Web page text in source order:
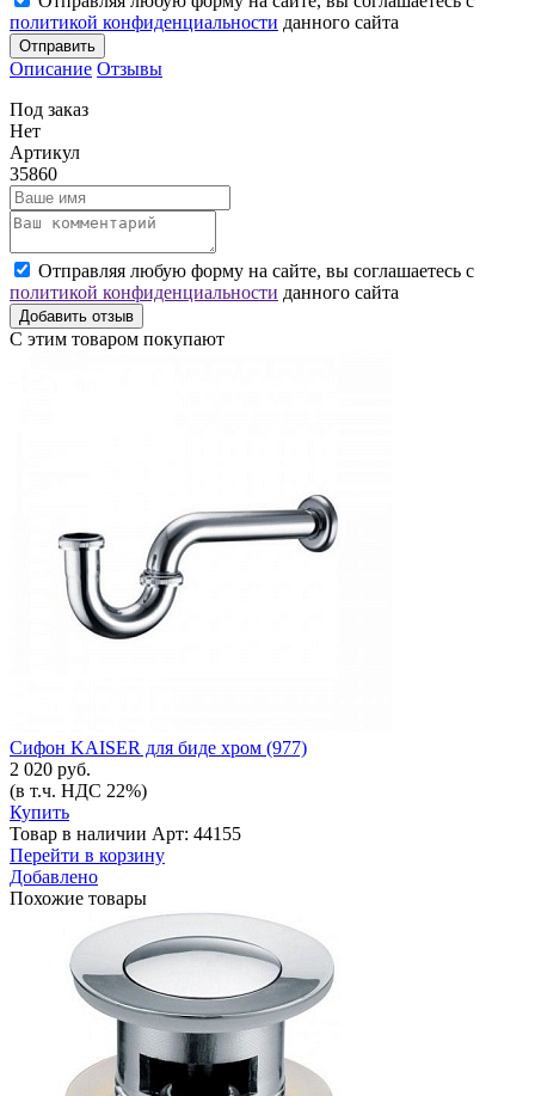
политикой конфиденциальности данного сайта
Отправить
Описание Отзывы
Под заказ
Нет
Артикул
35860
Отправляя любую форму на сайте, вы соглашаетесь с
политикой конфиденциальности данного сайта
Добавить отзыв
С этим товаром покупают
Сифон KAISER для биде хром (977)
2 020 руб.
(в т.ч. НДС 22%)
Купить
Товар в наличии Арт: 44155
Перейти в корзину
Добавлено
Похожие товары